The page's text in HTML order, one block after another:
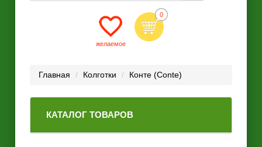
Главная Колготки Конте (Conte)
КАТАЛОГ ТОВАРОВ